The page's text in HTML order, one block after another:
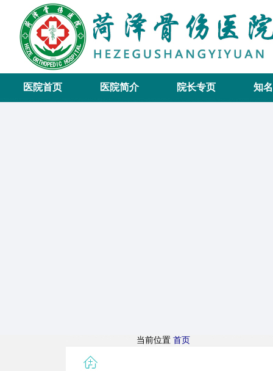
医院首页 医院简介 院长专页 知
当前位置 首页